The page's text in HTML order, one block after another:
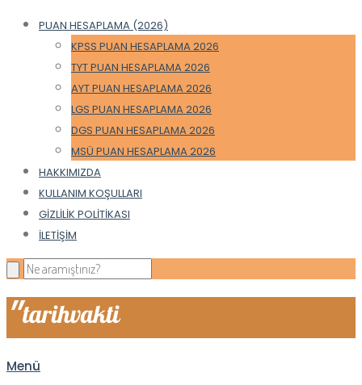
PUAN HESAPLAMA (2026)
KPSS PUAN HESAPLAMA 2026
TYT PUAN HESAPLAMA 2026
AYT PUAN HESAPLAMA 2026
LGS PUAN HESAPLAMA 2026
DGS PUAN HESAPLAMA 2026
MSÜ PUAN HESAPLAMA 2026
HAKKIMIZDA
KULLANIM KOŞULLARI
GIZLILIK POLITIKASI
İLETIŞIM
Menü